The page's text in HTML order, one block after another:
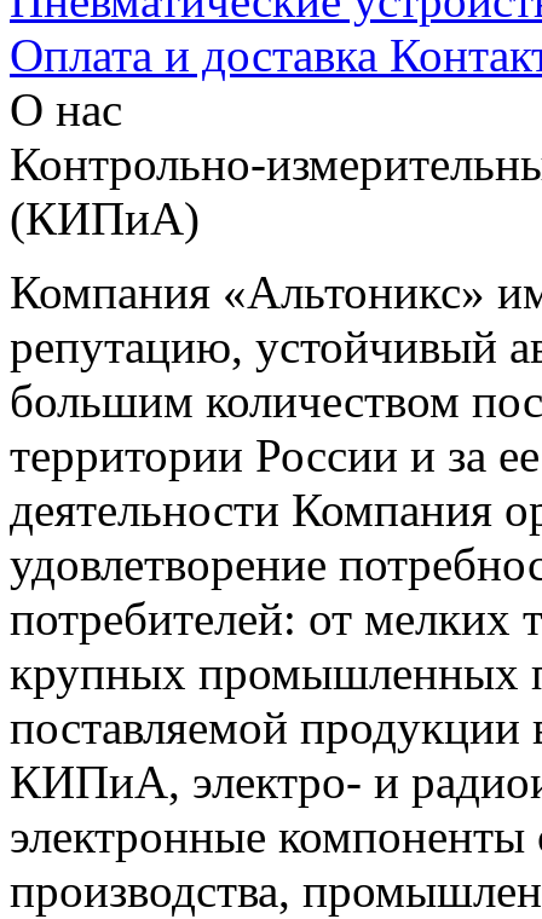
Оплата и доставка
О нас
Контрольно-
(КИПиА)
Компания «Альтоникс»
репутацию, устойчивый
большим количеством
территории России и за
деятельности Компания
удовлетворение
потребителей: от мелких
крупных промышленных
поставляемой продукции
КИПиА, электро- и
электронные компоненты
производства,